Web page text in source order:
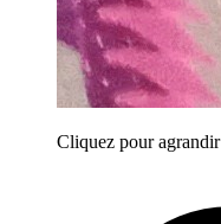
Cliquez pour agrandir